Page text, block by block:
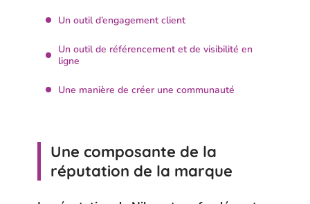
Un outil d’engagement client
Un outil de référencement et de visibilité en
ligne
Une manière de créer une communauté
Une composante de la
réputation de la marque